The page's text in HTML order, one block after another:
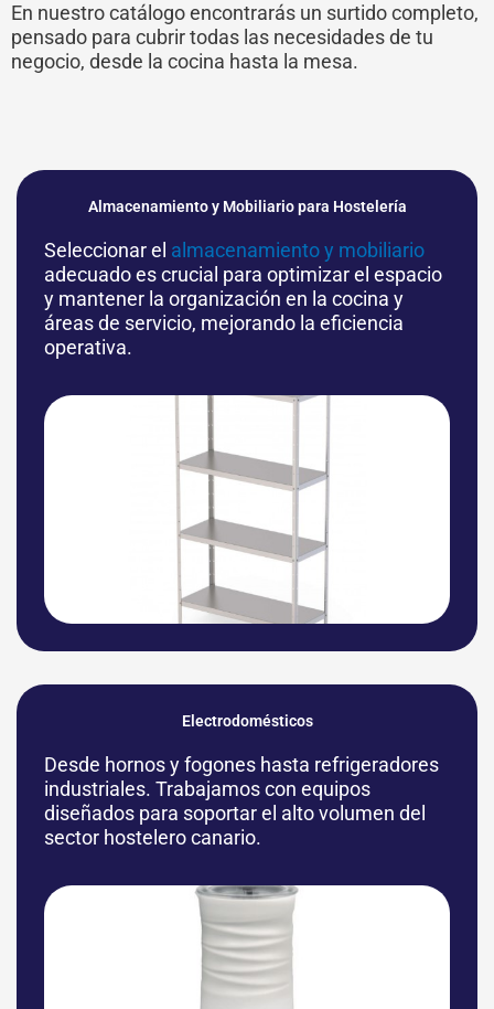
En nuestro catálogo encontrarás un surtido completo,
pensado para cubrir todas las necesidades de tu
negocio, desde la cocina hasta la mesa.
Almacenamiento y Mobiliario para Hostelería
Seleccionar el almacenamiento y mobiliario
adecuado es crucial para optimizar el espacio
y mantener la organización en la cocina y
áreas de servicio, mejorando la eficiencia
operativa.
Electrodomésticos
Desde hornos y fogones hasta refrigeradores
industriales. Trabajamos con equipos
diseñados para soportar el alto volumen del
sector hostelero canario.